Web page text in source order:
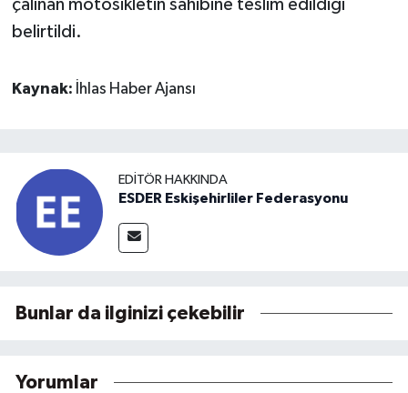
çalınan motosikletin sahibine teslim edildiği
belirtildi.
Kaynak: İhlas Haber Ajansı
EDITÖR HAKKINDA
ESDER Eskişehirliler Federasyonu
Bunlar da ilginizi çekebilir
Yorumlar